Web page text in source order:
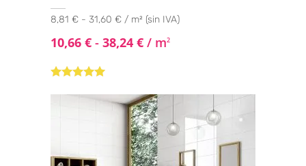
8,81 € - 31,60 € / m² (sin IVA)
10,66 € - 38,24 € / m2
5.00de 5